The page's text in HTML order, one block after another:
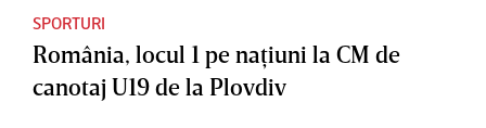
SPORTURI
România, locul 1 pe naţiuni la CM de
canotaj U19 de la Plovdiv